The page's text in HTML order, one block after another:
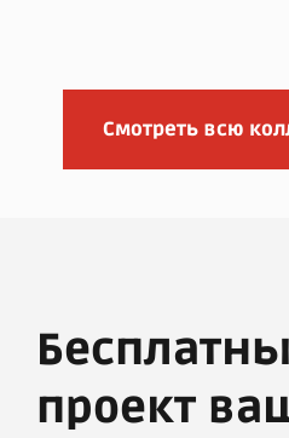
Смотреть всю
проект